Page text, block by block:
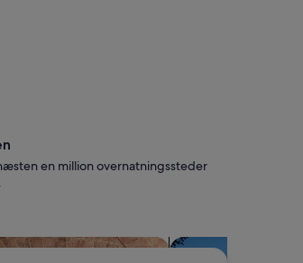
en million overnatningssteder
overnatningssteder med spa på stedet
Søg efter